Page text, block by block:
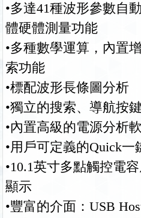
•多達41種波形參數自
體硬體測量功能
•多種數學運算，內置
索功能
•標配波形長條圖分析
•獨立的搜索、導航按
•內置高級的電源分析
•用戶可定義的Quick一
•10.1英寸多點觸控電
顯示
•豐富的介面：USB